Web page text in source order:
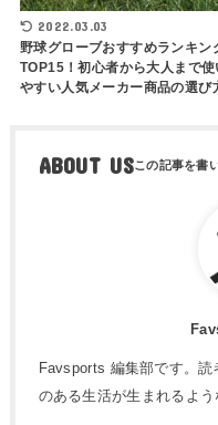
2022.03.03
野球グローブおすすめランキン
TOP15！初心者から大人まで使
やすい人気メーカー商品の選び
ABOUT US
Favsports 編集部です。
のある生活が生まれるよ